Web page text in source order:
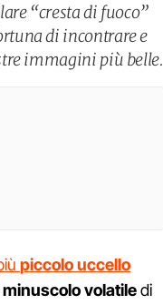
“cresta di fuoco”
di incontrare e
immagini più belle.
piccolo uccello
minuscolo volatiledi